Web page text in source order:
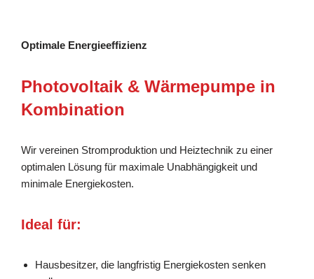
Optimale Energieeffizienz
Photovoltaik & Wärmepumpe in
Kombination
Wir vereinen Stromproduktion und Heiztechnik zu einer
optimalen Lösung für maximale Unabhängigkeit und
minimale Energiekosten.
Ideal für:
Hausbesitzer, die langfristig Energiekosten senken